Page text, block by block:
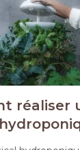
réaliser